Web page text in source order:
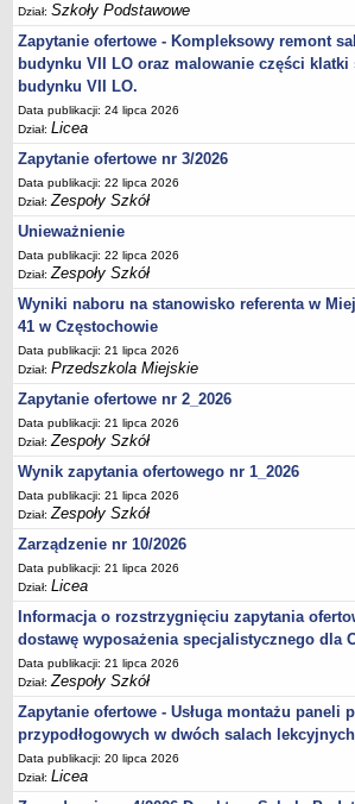
Zarządzenia
Rejestry, ewidencje, archiwa
Kontrole
PONOWNE WYKORZYSTYWANIE
Sprawozdania
Deklaracja dostępności
DEKLARACJA DOSTĘPNOŚCI
OŚWIADCZENIA MAJĄTKOWE
PONOWNE WYKORZYSTYWANIE
UDOSTĘPNIANIE INFORMACJI PUBLICZNEJ
OCHRONA DANYCH OSOBOWYCH
Dział:Szkoły Podstawowe
Zapytanie ofertowe - Kompleksowy remont
budynku VII LO oraz malowanie części klatki
budynku VII LO.
Data publikacji: 24 lipca 2026
Dział:Licea
Zapytanie ofertowe nr 3/2026
Data publikacji: 22 lipca 2026
Dział:Zespoły Szkół
Unieważnienie
Data publikacji: 22 lipca 2026
Dział:Zespoły Szkół
Wyniki naboru na stanowisko referenta w
41 w Częstochowie
Data publikacji: 21 lipca 2026
Dział:Przedszkola Miejskie
Zapytanie ofertowe nr 2_2026
Data publikacji: 21 lipca 2026
Dział:Zespoły Szkół
Wynik zapytania ofertowego nr 1_2026
Data publikacji: 21 lipca 2026
Dział:Zespoły Szkół
Zarządzenie nr 10/2026
Data publikacji: 21 lipca 2026
Dział:Licea
Informacja o rozstrzygnięciu zapytania
dostawę wyposażenia specjalistycznego dla
Data publikacji: 21 lipca 2026
Dział:Zespoły Szkół
Zapytanie ofertowe - Usługa montażu paneli
przypodłogowych w dwóch salach
Data publikacji: 20 lipca 2026
Dział:Licea